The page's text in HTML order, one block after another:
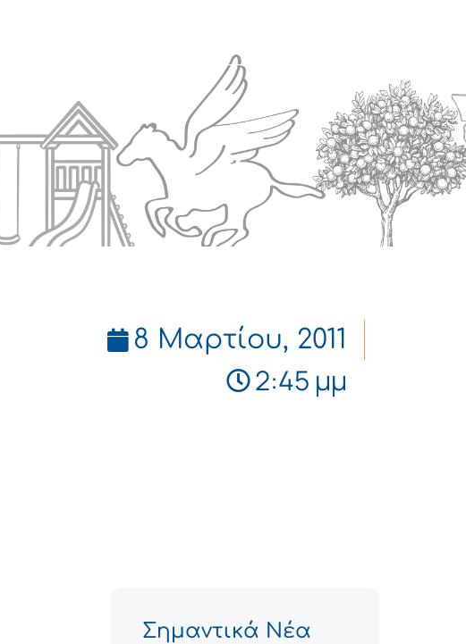
8 Μαρτίου, 2011
2:45 μμ
Σημαντικά Νέα